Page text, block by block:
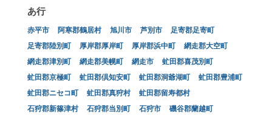
あ行
赤平市 阿寒郡鶴居村 旭川市 芦別市
足寄郡足寄町
足寄郡陸別町
厚岸郡厚岸町 厚岸郡浜中町
網走郡大空町
網走郡津別町
網走郡美幌町 網走市
虻田郡喜茂別町
虻田郡京極町
虻田郡倶知安町 虻田郡洞爺湖町
虻田郡豊浦町
虻田郡ニセコ町
虻田郡真狩村
虻田郡留寿都村
石狩郡新篠津村
石狩郡当別町 石狩市
磯谷郡蘭越町